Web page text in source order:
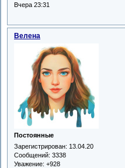
Вчера 23:31
Велена
Постоянные
Зарегистрирован: 13.04.20
Сообщений: 3338
Уважение: +928